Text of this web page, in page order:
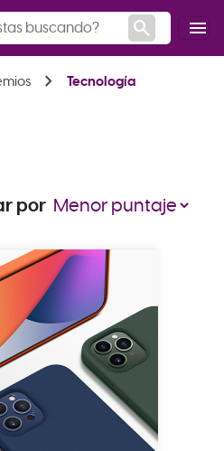
search menu
chevron_right Tecnología
por